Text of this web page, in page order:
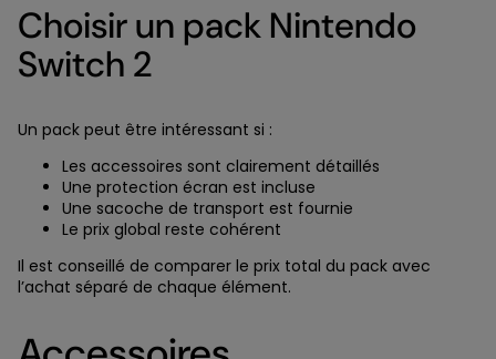
Choisir un pack Nintendo
Switch 2
Un pack peut être intéressant si :
Les accessoires sont clairement détaillés
Une protection écran est incluse
Une sacoche de transport est fournie
Le prix global reste cohérent
Il est conseillé de comparer le prix total du pack avec
l’achat séparé de chaque élément.